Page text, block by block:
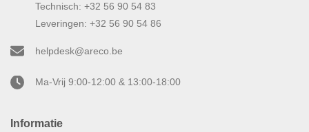
Informatie
Technisch: +32 56 90 54 83
Leveringen: +32 56 90 54 86
helpdesk@areco.be
Ma-Vrij 9:00-12:00 & 13:00-18:00